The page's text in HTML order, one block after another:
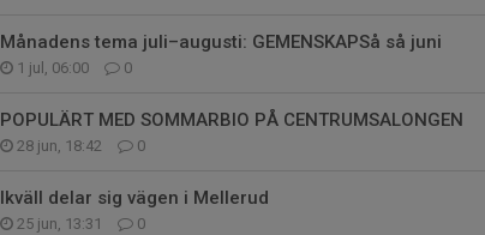
Månadens tema juli–augusti: GEMENSKAPSå så juni
1 jul, 06:00 0
POPULÄRT MED SOMMARBIO PÅ CENTRUMSALONGEN
28 jun, 18:42 0
Ikväll delar sig vägen i Mellerud
25 jun, 13:31 0